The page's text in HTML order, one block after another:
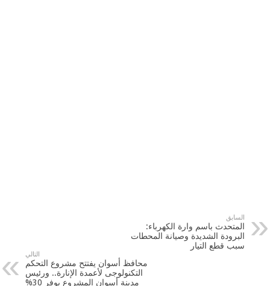
السابق
المتحدث باسم وارة الكهرباء:
البرودة الشديدة وصيانة المحطات
سبب قطع التيار
التالي
محافظ أسوان يفتتح مشروع التحكم
التكنولوجى لأعمدة الإنارة.. ورئيس
مدينة أسوان المشروع يوفر 30%